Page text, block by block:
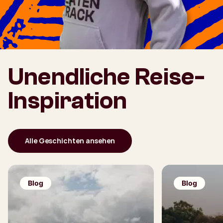
Unendliche Reise-
Inspiration
Alle Geschichten ansehen
Blog Blog